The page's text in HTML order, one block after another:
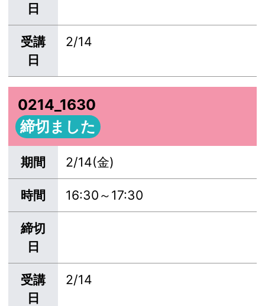
日
受講
日
2/14
0214_1630
締切ました
期間 2/14(金)
時間 16:30～17:30
締切
日
受講
日
2/14